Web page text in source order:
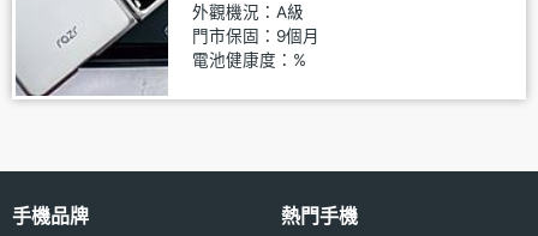
外觀機況：A級
門市保固：9個月
電池健康度：%
手機品牌 熱門手機